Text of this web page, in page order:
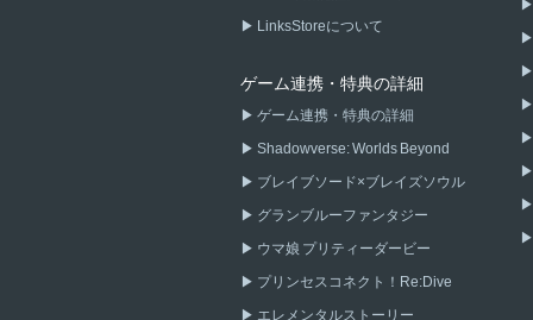
LinksStoreについて
ゲーム連携・特典の詳細
ゲーム連携・特典の詳細
Shadowverse: Worlds Beyond
ブレイブソード×ブレイズソウル
グランブルーファンタジー
ウマ娘 プリティーダービー
プリンセスコネクト！Re:Dive
エレメンタルストーリー